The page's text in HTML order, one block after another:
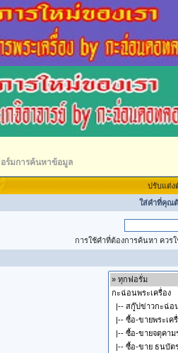
ร์มการค้นหาข้อมูล
ปรับแต่ง
ใส่คำที่คุณ
การใช้คำที่ต้องการค้นหา ควร